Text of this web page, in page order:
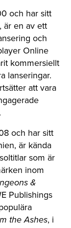
och har sitt
är en av ett
och
Online
kommersiellt
lanseringar.
att vara
och har sitt
är kända
som är
inom
&
Publishings
the Ashes, i